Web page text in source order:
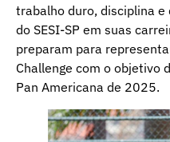
trabalho duro, disciplina
do SESI-SP em suas
preparam para
Challenge com o objetivo
Pan Americana de 2025.